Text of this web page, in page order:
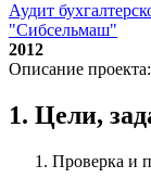
Аудит
"Сибсельмаш"
2012
Описание проекта:
1. Цели,
Проверка и